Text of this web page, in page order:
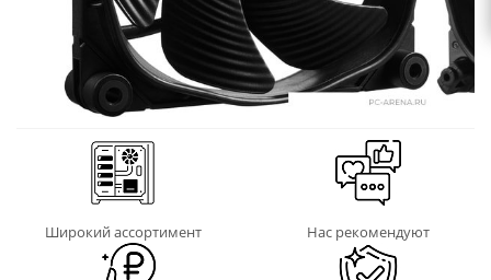
Широкий ассортимент Нас рекомендуют